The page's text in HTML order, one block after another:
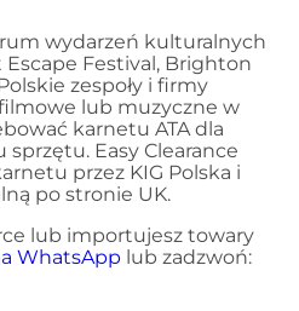
wydarzeń kulturalnych
Festival, Brighton
zespoły i firmy
lub muzyczne w
karnetu ATA dla
Easy Clearance
przez KIG Polska i
po stronie UK.
lub importujesz towary
WhatsApp lub zadzwoń: